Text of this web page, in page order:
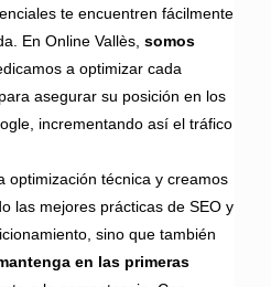
te encuentren fácilmente
En Online Vallès, somos
a optimizar cada
asegurar su posición en los
incrementando así el tráfico
optimización técnica y creamos
las mejores prácticas de SEO y
sino que también
en las primeras